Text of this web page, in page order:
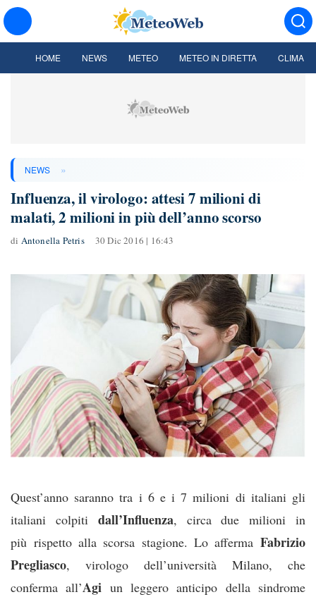
HOME NEWS METEO METEO IN DIRETTA CLIMA
NEWS »
Influenza, il virologo: attesi 7 milioni di
malati, 2 milioni in più dell’anno scorso
di Antonella Petris 30 Dic 2016 | 16:43
Quest’anno saranno tra i 6 e i 7 milioni di italiani gli
italiani colpiti dall’Influenza, circa due milioni in
più rispetto alla scorsa stagione. Lo afferma Fabrizio
Pregliasco, virologo dell’università Milano, che
conferma all’Agi un leggero anticipo della sindrome